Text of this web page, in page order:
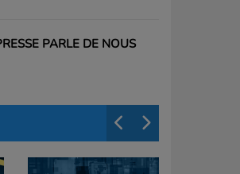
PARLE DE NOUS